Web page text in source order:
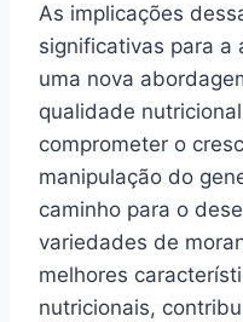
As implicações
significativas para a
uma nova
qualidade
comprometer o
manipulação do
caminho para o
variedades de
melhores
nutricionais,